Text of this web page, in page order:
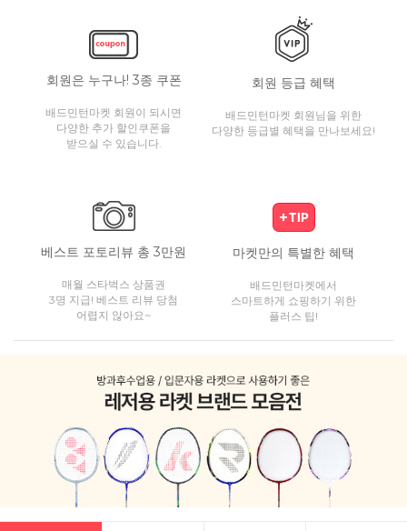
회원은 누구나! 3종 쿠폰
배드민턴마켓 회원이 되시면
다양한 추가 할인쿠폰을
받으실 수 있습니다.
회원 등급 혜택
배드민턴마켓 회원님을 위한
다양한 등급별 혜택을 만나보세요!
베스트 포토리뷰 총 3만원
매월 스타벅스 상품권
3명 지급! 베스트 리뷰 당첨
어렵지 않아요~
마켓만의 특별한 혜택
배드민턴마켓에서
스마트하게 쇼핑하기 위한
플러스 팁!